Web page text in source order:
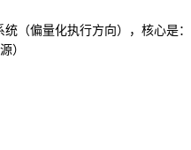
（偏量化执行方向），核心是：
）